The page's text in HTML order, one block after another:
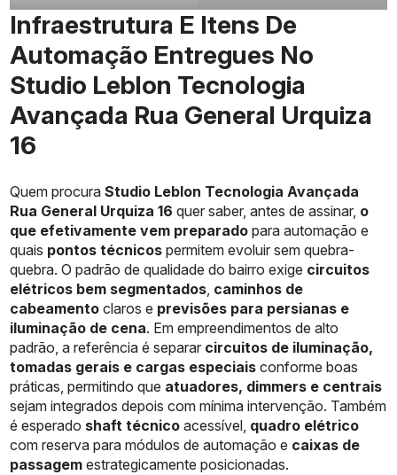
Infraestrutura E Itens De
Automação Entregues No
Studio Leblon Tecnologia
Avançada Rua General Urquiza
16
Quem procuraStudio Leblon Tecnologia Avançada
Rua General Urquiza 16 quer saber, antes de assinar, o
que efetivamente vem preparado para automação e
quais pontos técnicos permitem evoluir sem quebra-
quebra. O padrão de qualidade do bairro exige circuitos
elétricos bem segmentados, caminhos de
cabeamento claros e previsões para persianas e
iluminação de cena. Em empreendimentos de alto
padrão, a referência é separar circuitos de iluminação,
tomadas gerais e cargas especiais conforme boas
práticas, permitindo que atuadores, dimmers e centrais
sejam integrados depois com mínima intervenção. Também
é esperado shaft técnico acessível, quadro elétrico
com reserva para módulos de automação e caixas de
passagem estrategicamente posicionadas.